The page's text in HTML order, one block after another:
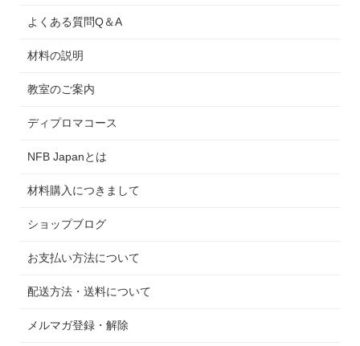
よくある質問Q＆A
材料の説明
教室のご案内
ディプロマコース
NFB Japanとは
材料購入につきまして
ショップブログ
お支払い方法について
配送方法・送料について
メルマガ登録・解除